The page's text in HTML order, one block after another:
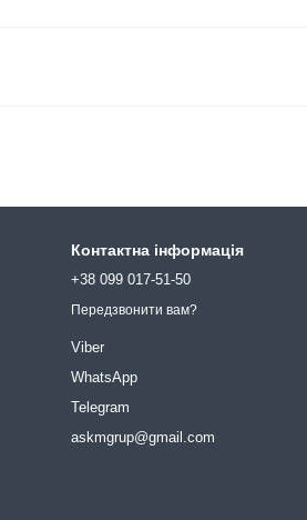
Контактна інформація
+38 099 017-51-50
Передзвонити вам?
Viber
WhatsApp
Telegram
askmgrup@gmail.com